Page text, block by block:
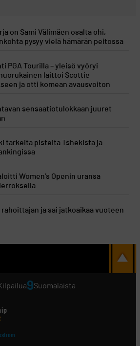
on Sami Välimäen osalta ohi,
pysyy vielä hämärän peitossa
PGA Tourilla – yleisö vyöryi
laittoi Scottie
ja otti komean avausvoiton
sensaatiotulokkaan juuret
tärkeitä pisteitä Tshekistä ja
Women’s Openin uransa
rahoittajan ja sai jatkoaikaa vuoteen
9Suomalaista